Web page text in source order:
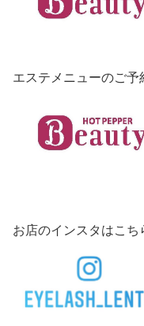
エステメニューのご予
お店のインスタはこち